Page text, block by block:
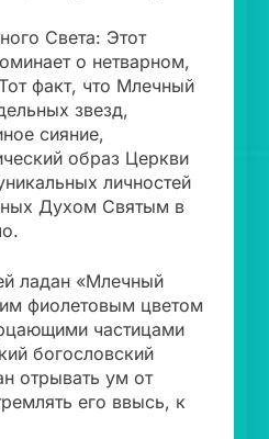
Света: Этот
о нетварном,
факт, что Млечный
звезд,
сияние,
образ Церкви
личностей
Духом Святым в
ладан «Млечный
фиолетовым цветом
частицами
богословский
отрывать ум от
его ввысь, к